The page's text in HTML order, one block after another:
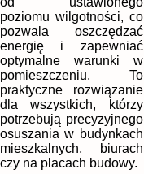
poziomu wilgotności, co
pozwala oszczędzać
energię i zapewniać
optymalne warunki w
pomieszczeniu. To
praktyczne rozwiązanie
dla wszystkich, którzy
potrzebują precyzyjnego
osuszania w budynkach
mieszkalnych, biurach
czy na placach budowy.